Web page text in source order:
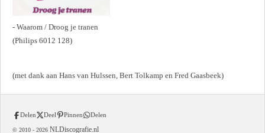
- Waarom / Droog je tranen
(Philips 6012 128)
(met dank aan Hans van Hulssen, Bert Tolkamp en Fred Gaasbeek)
Delen Deel Pinnen Delen
© 2010 - 2026 NLDiscografie.nl